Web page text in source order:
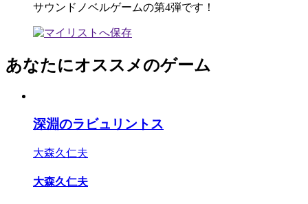
サウンドノベルゲームの第4弾です！
あなたにオススメのゲーム
深淵のラビュリントス
大森久仁夫
大森久仁夫